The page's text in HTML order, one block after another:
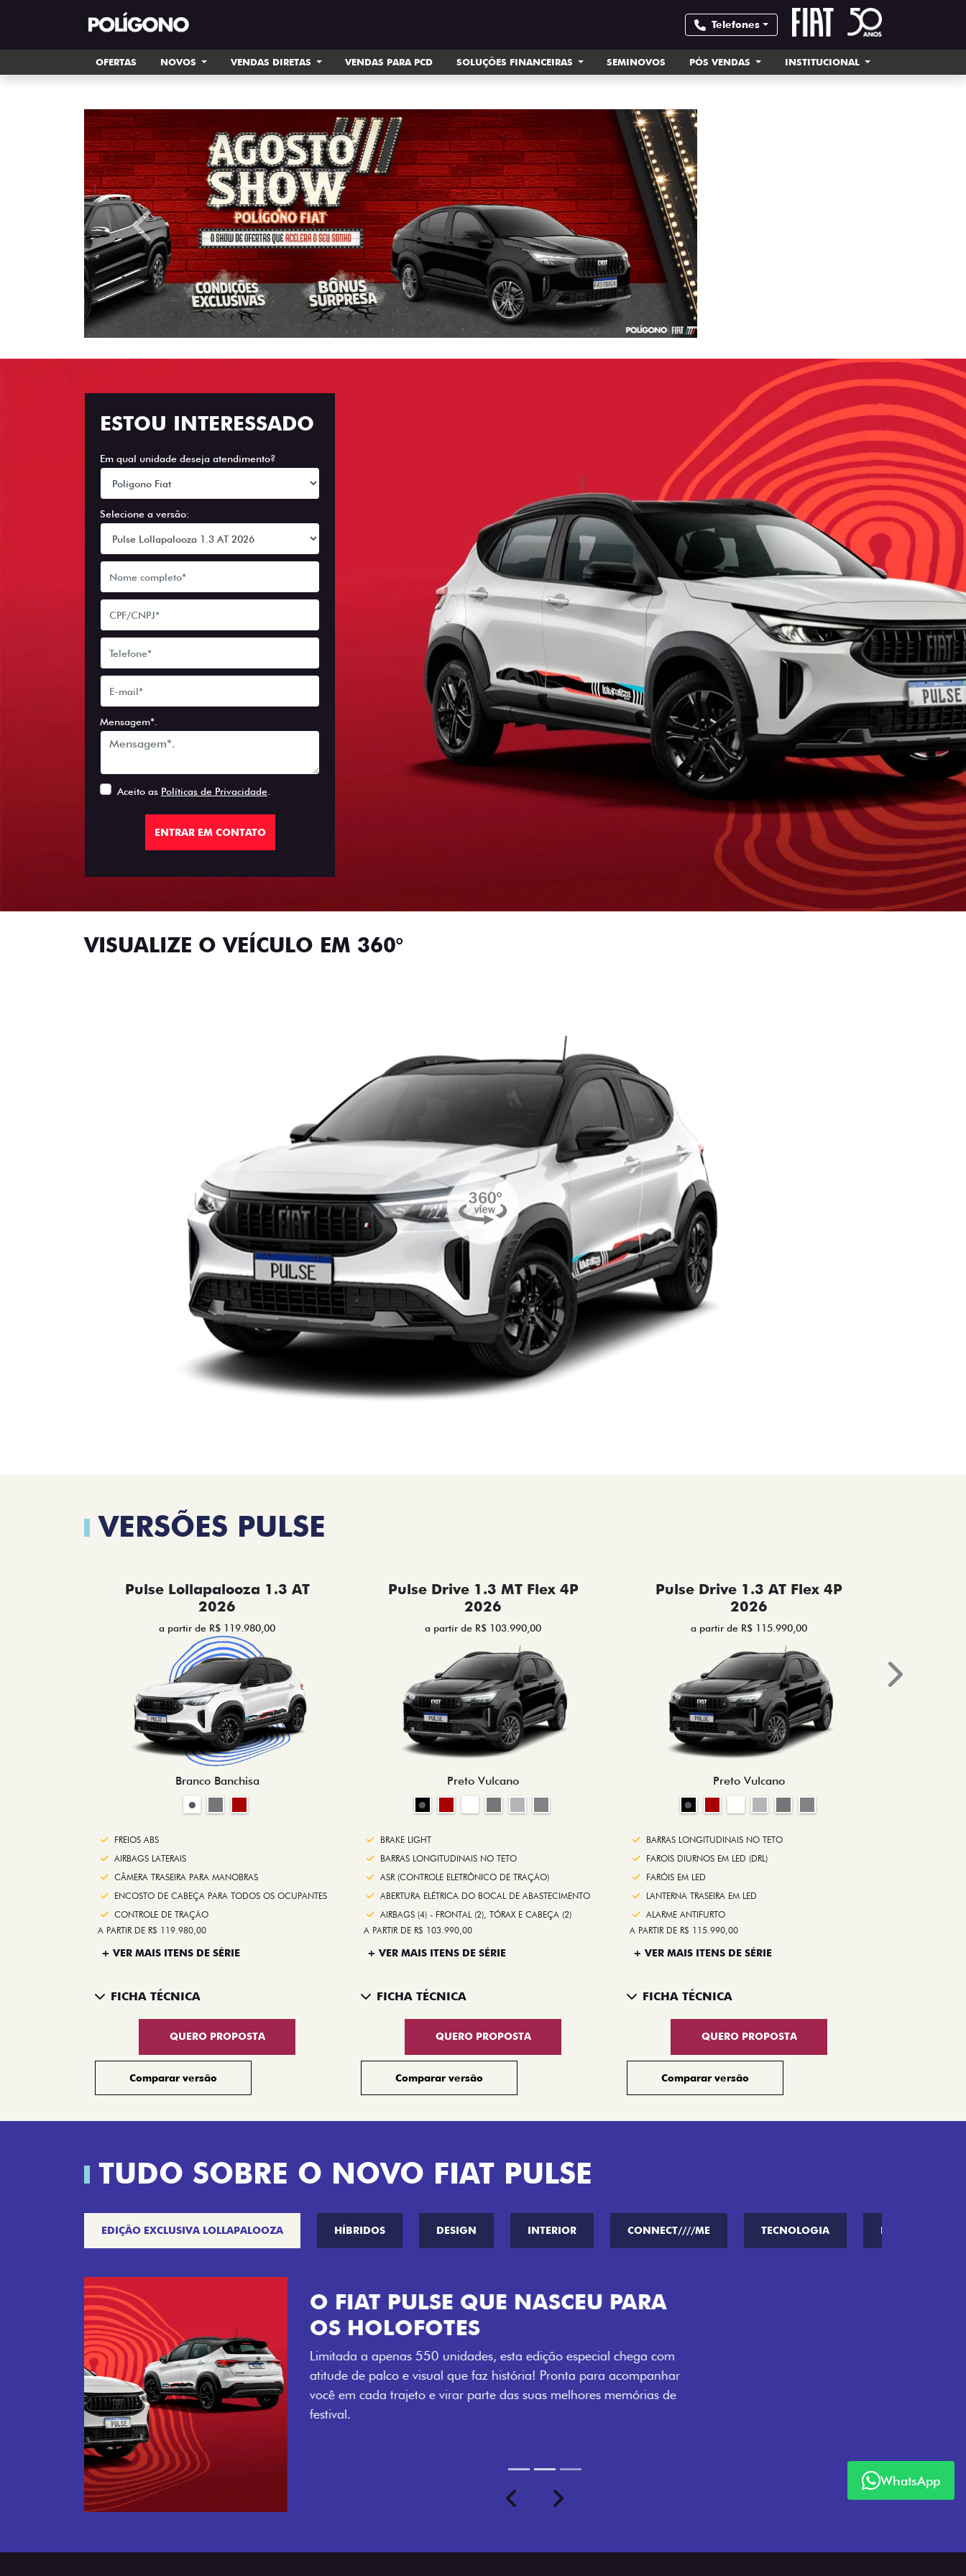
Telefones
OFERTAS NOVOS VENDAS DIRETAS VENDAS PARA PCD SOLUÇÕES FINANCEIRAS SEMINOVOS PÓS VENDAS INSTITUCIONAL
templates.template-01.components.carousel.texts.control_prev
ESTOU INTERESSADO
Em qual unidade deseja atendimento?
Selecione a versão:
Mensagem*.
Aceito as Políticas de Privacidade.
ENTRAR EM CONTATO
VISUALIZE O VEÍCULO EM 360°
VERSÕES PULSE
Pulse Lollapalooza 1.3 AT
2026
a partir de R$ 119.980,00
Branco Banchisa
FREIOS ABS
AIRBAGS LATERAIS
CÂMERA TRASEIRA PARA MANOBRAS
ENCOSTO DE CABEÇA PARA TODOS OS OCUPANTES
CONTROLE DE TRAÇÃO
A PARTIR DE R$ 119.980,00
+ VER MAIS ITENS DE SÉRIE
FICHA TÉCNICA
QUERO PROPOSTA
Comparar versão
Pulse Drive 1.3 MT Flex 4P
2026
a partir de R$ 103.990,00
Preto Vulcano
BRAKE LIGHT
BARRAS LONGITUDINAIS NO TETO
ASR (CONTROLE ELETRÔNICO DE TRAÇÃO)
ABERTURA ELÉTRICA DO BOCAL DE ABASTECIMENTO
AIRBAGS (4) - FRONTAL (2), TÓRAX E CABEÇA (2)
A PARTIR DE R$ 103.990,00
+ VER MAIS ITENS DE SÉRIE
FICHA TÉCNICA
QUERO PROPOSTA
Comparar versão
Pulse Drive 1.3 AT Flex 4P
2026
a partir de R$ 115.990,00
Preto Vulcano
BARRAS LONGITUDINAIS NO TETO
FAROIS DIURNOS EM LED (DRL)
FARÓIS EM LED
LANTERNA TRASEIRA EM LED
ALARME ANTIFURTO
A PARTIR DE R$ 115.990,00
+ VER MAIS ITENS DE SÉRIE
FICHA TÉCNICA
QUERO PROPOSTA
Comparar versão
Next
TUDO SOBRE O NOVO FIAT PULSE
EDIÇÃO EXCLUSIVA LOLLAPALOOZA HÍBRIDOS DESIGN INTERIOR CONNECT////ME TECNOLOGIA PERFORMANCE
VISUAL COM ENERGIA LOLLABR
numerada, adesivo lateral LollaBR e a soleira temática que reforçam
a exclusividade, enquanto os detalhes escurecidos, o teto bicolor e as
rodas de liga-leve aro 16” em preto brilhante completam o visual
Próximo
Tecnologia que acompanha o seu ritmo
PreviousNext
WhatsApp